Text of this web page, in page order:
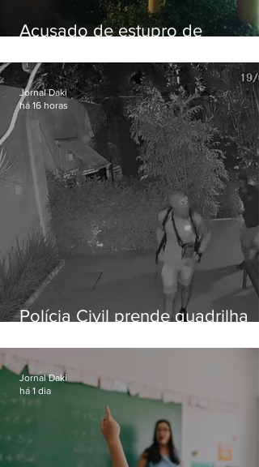
Acusado de estupro de
Polícia Civil prende quadrilha
residências de luxo no Rio
Jornal Daki
há 16 horas
Jornal Daki
há 1 dia